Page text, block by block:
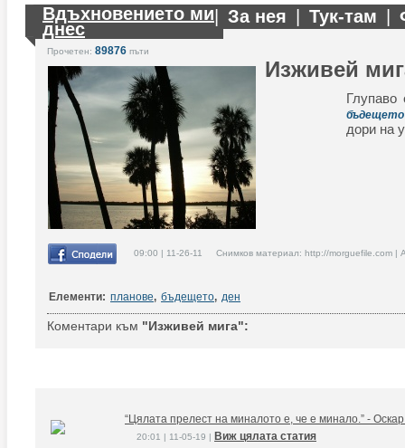
Вдъхновението ми
днес
За нея Тук-там
Прочетен: 89876 пъти
Изживей
бъдещето
дори на
09:00 | 11-26-11 Снимков материал: http://morguefile.com |
Елементи: планове, бъдещето, ден
Коментари към "Изживей мига":
“Цялата прелест на миналото е, че е минало.” -
20:01 | 11-05-19 | Виж цялата статия